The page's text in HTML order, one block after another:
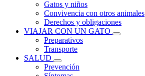
Gatos y niños
Convivencia con otros animales
Derechos y obligaciones
VIAJAR CON UN GATO
Preparativos
Transporte
SALUD
Prevención